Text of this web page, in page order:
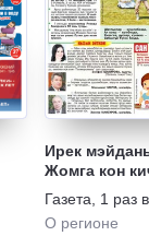
Ирек
Жомга кон
(на
Газета
1 раз
О регионе